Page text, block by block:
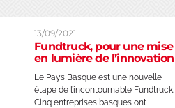
13/09/2021
Fundtruck, pour une mise
en lumière de l’innovation
Le Pays Basque est une nouvelle
étape de l’incontournable Fundtruck.
Cinq entreprises basques ont